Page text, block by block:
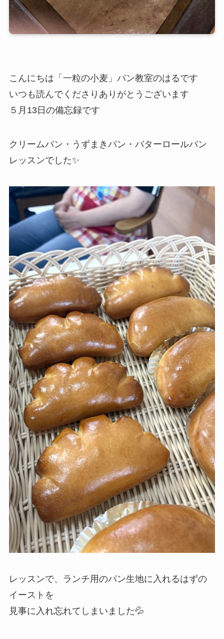
こんにちは「一粒の小麦」パン教室のはるです
いつも読んでくださりありがとうございます
５月13日の備忘録です
クリームパン・うずまきパン・バターロールパン
レッスンでした✨
レッスンで、ランチ用のパン生地に入れるはずの
イーストを
見事に入れ忘れてしまいました💦